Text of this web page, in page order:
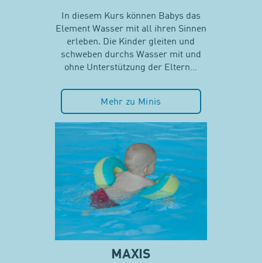
In diesem Kurs können Babys das
Element Wasser mit all ihren Sinnen
erleben. Die Kinder gleiten und
schweben durchs Wasser mit und
ohne Unterstützung der Eltern…
Mehr zu Minis
MAXIS